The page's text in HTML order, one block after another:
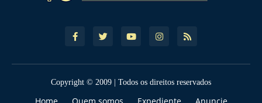
Copyright © 2009 | Todos os direitos reservados